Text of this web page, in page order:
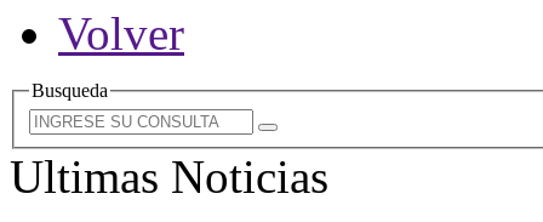
Volver
Busqueda
Ultimas Noticias